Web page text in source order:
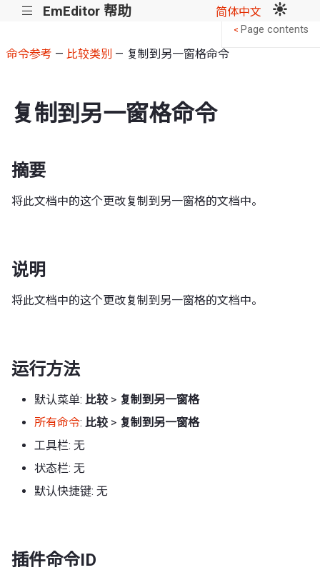
||| EmEditor 帮助 简体中文
命令参考 — 比较类别 — 复制到另一窗格命令
复制到另一窗格命令
摘要
将此文档中的这个更改复制到另一窗格的文档中。
说明
将此文档中的这个更改复制到另一窗格的文档中。
运行方法
默认菜单: 比较 > 复制到另一窗格
所有命令: 比较 > 复制到另一窗格
工具栏: 无
状态栏: 无
默认快捷键: 无
插件命令ID
< Page contents